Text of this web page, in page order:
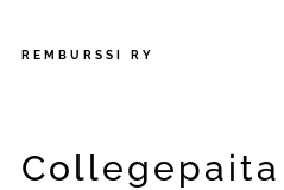
REMBURSSI RY